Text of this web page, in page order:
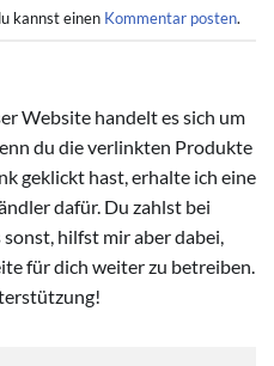
kannst einen Kommentar posten.
Website handelt es sich um
du die verlinkten Produkte
geklickt hast, erhalte ich eine
dafür. Du zahlst bei
hilfst mir aber dabei,
für dich weiter zu betreiben.